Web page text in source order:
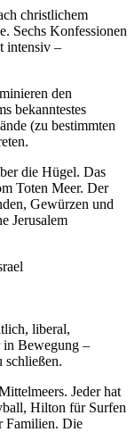
christlichem
Sechs Konfessionen
intensiv –
den
bekanntestes
(zu bestimmten
die Hügel. Das
Toten Meer. Der
Gewürzen und
Jerusalem
liberal,
in Bewegung –
schließen.
Jeder hat
Hilton für Surfen
Familien. Die